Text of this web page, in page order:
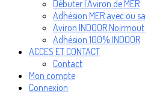
Débuter l'Aviron de MER
Adhésion MER avec ou
Aviron INDOOR
Adhésion 100% INDOOR
ACCES ET CONTACT
Contact
Mon compte
Connexion